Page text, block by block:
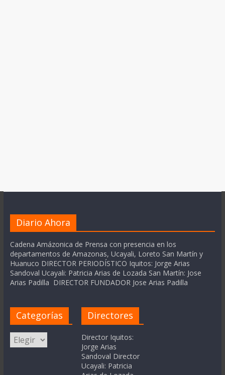
Diario Ahora
Cadena Amázonica de Prensa con presencia en los
departamentos de Amazonas, Ucayali, Loreto San Martín y
Huanuco DIRECTOR PERIODÍSTICO Iquitos: Jorge Arias
Sandoval Ucayali: Patricia Arias de Lozada San Martín: Jose
Arias Padilla DIRECTOR FUNDADOR Jose Arias Padilla
Categorías
Categorías
Directores
Director Iquitos:
Jorge Arias
Sandoval Director
Ucayali: Patricia